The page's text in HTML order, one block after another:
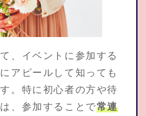
、イベントに参加する
アピールして知っても
。特に初心者の方や待
、参加することで常連